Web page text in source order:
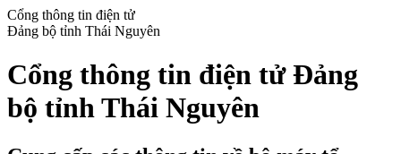
Cổng thông tin điện tử
Đảng bộ tỉnh Thái Nguyên
Cổng thông tin điện tử Đảng
bộ tỉnh Thái Nguyên